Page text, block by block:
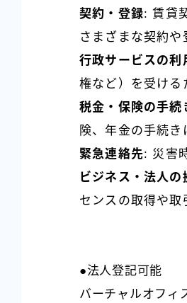
契約・登録: 賃貸
さまざまな契約や
行政サービスの利
権など）を受ける
税金・保険の手続
険、年金の手続き
緊急連絡先: 災害
ビジネス・法人の
センスの取得や取
●法人登記可能
バーチャルオフィ